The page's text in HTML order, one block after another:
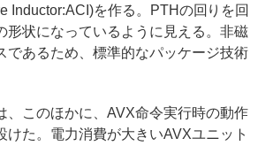
Inductor:ACI)を作る。PTHの回りを回
形状になっているように見える。非磁
であるため、標準的なパッケージ技術
このほかに、AVX命令実行時の動作
けた。電力消費が大きいAVXユニット